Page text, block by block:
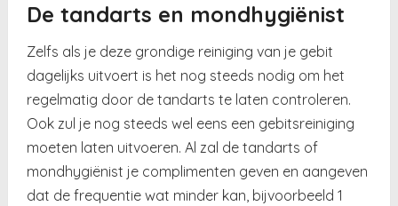
De tandarts en mondhygiënist
Zelfs als je deze grondige reiniging van je gebit
dagelijks uitvoert is het nog steeds nodig om het
regelmatig door de tandarts te laten controleren.
Ook zul je nog steeds wel eens een gebitsreiniging
moeten laten uitvoeren. Al zal de tandarts of
mondhygiënist je complimenten geven en aangeven
dat de frequentie wat minder kan, bijvoorbeeld 1